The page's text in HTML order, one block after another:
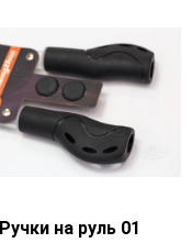
Ручки на руль 01